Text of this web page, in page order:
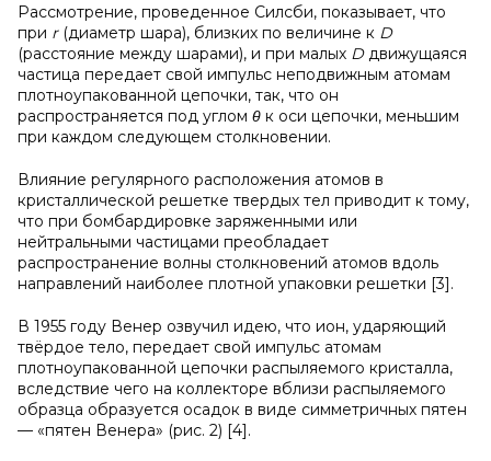
Рассмотрение, проведенное Силсби, показывает, что
при r (диаметр шара), близких по величине к D
(расстояние между шарами), и при малых D движущаяся
частица передает свой импульс неподвижным атомам
плотноупакованной цепочки, так, что он
распространяется под углом θ к оси цепочки, меньшим
при каждом следующем столкновении.
Влияние регулярного расположения атомов в
кристаллической решетке твердых тел приводит к тому,
что при бомбардировке заряженными или
нейтральными частицами преобладает
распространение волны столкновений атомов вдоль
направлений наиболее плотной упаковки решетки [3].
В 1955 году Венер озвучил идею, что ион, ударяющий
твёрдое тело, передает свой импульс атомам
плотноупакованной цепочки распыляемого кристалла,
вследствие чего на коллекторе вблизи распыляемого
образца образуется осадок в виде симметричных пятен
— «пятен Венера» (рис. 2) [4].